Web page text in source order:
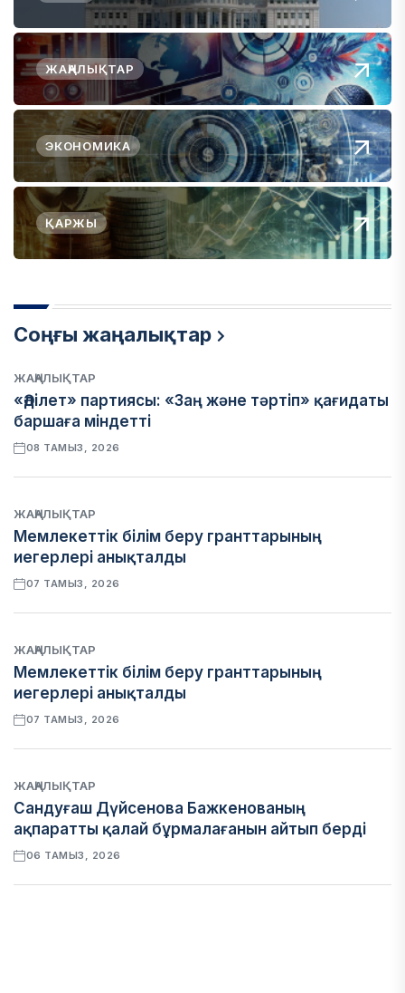
ЖАҢАЛЫҚТАР
ЭКОНОМИКА
ҚАРЖЫ
Соңғы жаңалықтар
ЖАҢАЛЫҚТАР
«Әділет» партиясы: «Заң және тәртіп» қағидаты
баршаға міндетті
08 ТАМЫЗ, 2026
ЖАҢАЛЫҚТАР
Мемлекеттік білім беру гранттарының
иегерлері анықталды
07 ТАМЫЗ, 2026
ЖАҢАЛЫҚТАР
Мемлекеттік білім беру гранттарының
иегерлері анықталды
07 ТАМЫЗ, 2026
ЖАҢАЛЫҚТАР
Сандуғаш Дүйсенова Бажкенованың
ақпаратты қалай бұрмалағанын айтып берді
06 ТАМЫЗ, 2026